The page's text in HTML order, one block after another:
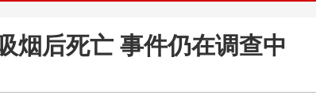
烟后死亡 事件仍在调查中